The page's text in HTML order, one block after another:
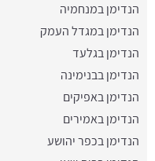
הנדימן במנחמיה
הנדימן במגדל העמק
הנדימן בגלעד
הנדימן בבנימינה
הנדימן באפיקים
הנדימן באמירים
הנדימן בכפר יהושע